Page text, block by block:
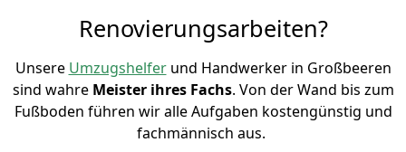
Renovierungsarbeiten?
Unsere Umzugshelferund Handwerker in Großbeeren
sind wahre Meister ihres Fachs. Von der Wand bis zum
Fußboden führen wir alle Aufgaben kostengünstig und
fachmännisch aus.